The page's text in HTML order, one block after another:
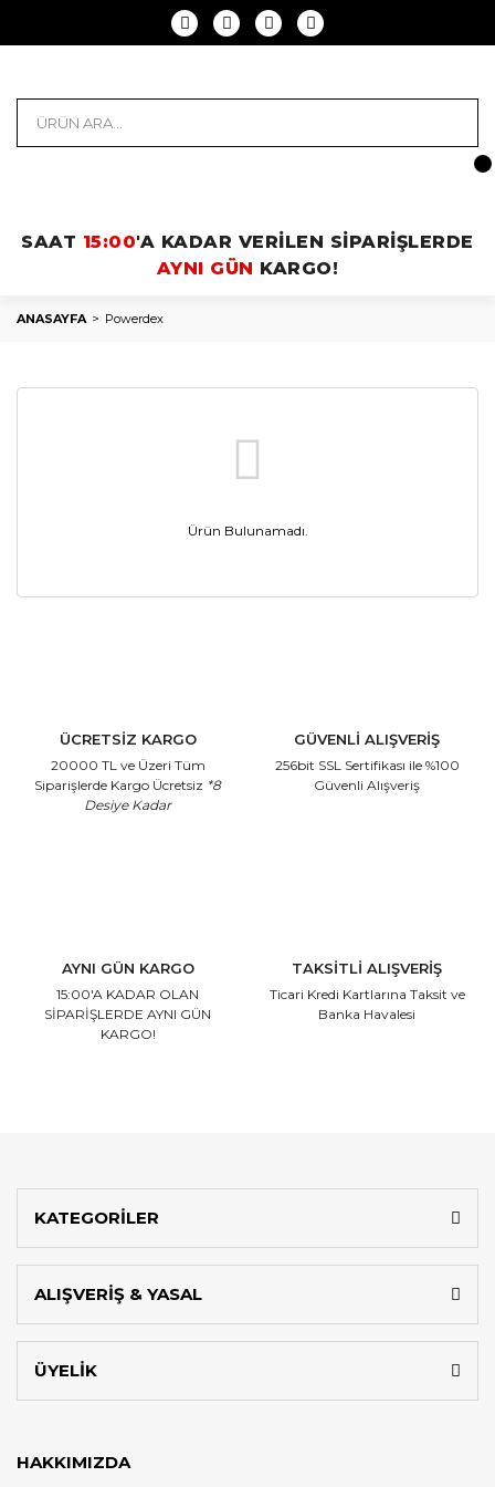
SAAT 15:00'A KADAR VERİLEN SİPARİŞLERDE
AYNI GÜN KARGO!
ANASAYFA Powerdex
Ürün Bulunamadı.
ÜCRETSİZ KARGO
20000 TL ve Üzeri Tüm
Siparişlerde Kargo Ücretsiz *8
Desiye Kadar
GÜVENLİ ALIŞVERİŞ
256bit SSL Sertifikası ile %100
Güvenli Alışveriş
AYNI GÜN KARGO
15:00'A KADAR OLAN
SİPARİŞLERDE AYNI GÜN
KARGO!
TAKSİTLİ ALIŞVERİŞ
Ticari Kredi Kartlarına Taksit ve
Banka Havalesi
KATEGORİLER
ALIŞVERİŞ & YASAL
ÜYELİK
HAKKIMIZDA